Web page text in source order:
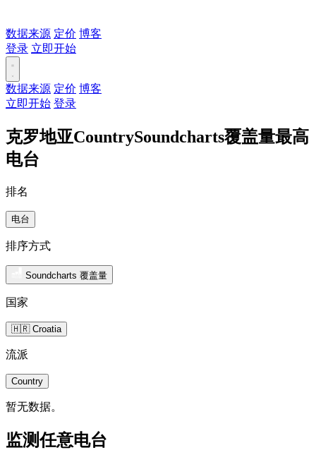
数据来源 定价 博客
登录 立即开始
数据来源 定价 博客
立即开始 登录
克罗地亚CountrySoundcharts覆盖量最高
电台
排名
电台
排序方式
Soundcharts 覆盖量
国家
🇭🇷 Croatia
流派
Country
暂无数据。
监测任意电台